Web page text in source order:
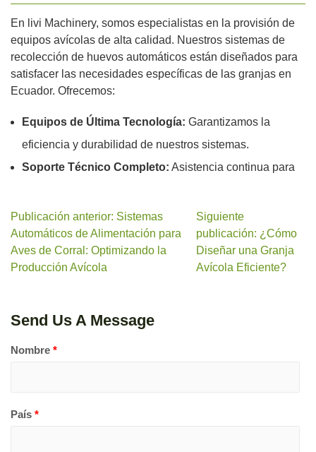
En livi Machinery, somos especialistas en la provisión de
equipos avícolas de alta calidad. Nuestros sistemas de
recolección de huevos automáticos están diseñados para
satisfacer las necesidades específicas de las granjas en
Ecuador. Ofrecemos:
Equipos de Última Tecnología: Garantizamos la
eficiencia y durabilidad de nuestros sistemas.
Soporte Técnico Completo: Asistencia continua para
Publicación anterior: Sistemas
Automáticos de Alimentación para
Aves de Corral: Optimizando la
Producción Avícola
Siguiente
publicación: ¿Cómo
Diseñar una Granja
Avícola Eficiente?
Send Us A Message
Nombre *
País *